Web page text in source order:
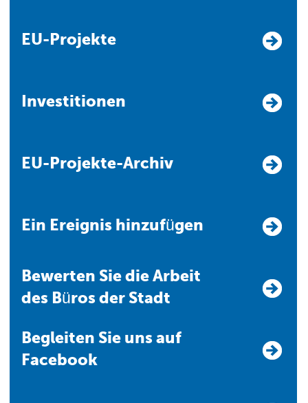
EU-Projekte
Investitionen
EU-Projekte-Archiv
Ein Ereignis hinzufügen
Bewerten Sie die Arbeit
des Büros der Stadt
Begleiten Sie uns auf
Facebook